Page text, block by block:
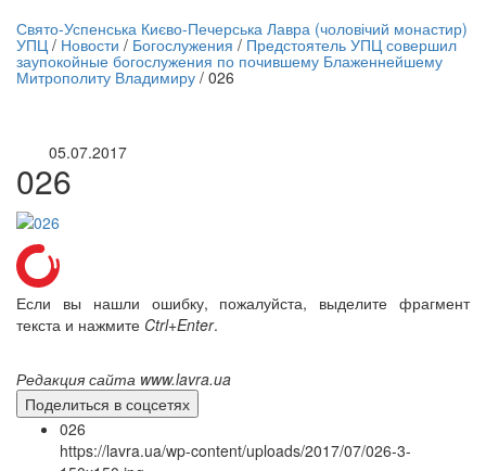
трансляция | 12 сентября
трансляции
Свято-Успенська Києво-Печерська Лавра (чоловічий монастир)
УПЦ / Новости / Богослужения / Предстоятель УПЦ совершил
заупокойные богослужения по почившему Блаженнейшему
Митрополиту Владимиру / 026
05.07.2017
026
Если вы нашли ошибку, пожалуйста, выделите фрагмент
текста и нажмите Ctrl+Enter.
Редакция сайта www.lavra.ua
Поделиться в соцсетях
026
https://lavra.ua/wp-content/uploads/2017/07/026-3-